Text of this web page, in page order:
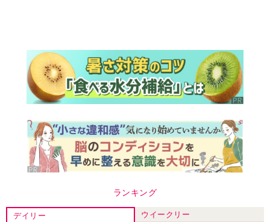
ランキング
デイリー ウイークリー